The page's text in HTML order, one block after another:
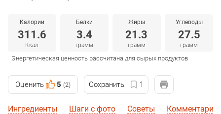
Калории
311.6
Ккал
Белки
3.4
грамм
Жиры
21.3
грамм
Углеводы
27.5
грамм
Энергетическая ценность рассчитана для сырых продуктов
Оценить 5 (2) Сохранить 1
Ингредиенты Шаги с фото Советы Комментарии